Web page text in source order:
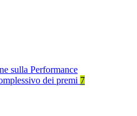
sulla Performance
dei premi 7